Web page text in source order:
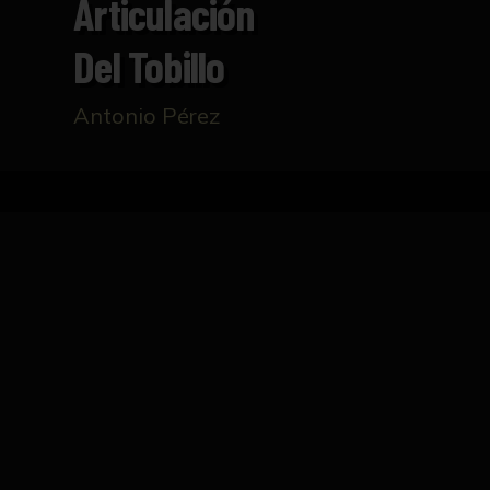
Articulación
Del Tobillo
Antonio Pérez